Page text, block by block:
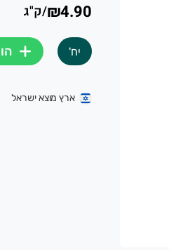
₪4.90
/ק"ג
יח'
ארץ מוצא ישראל